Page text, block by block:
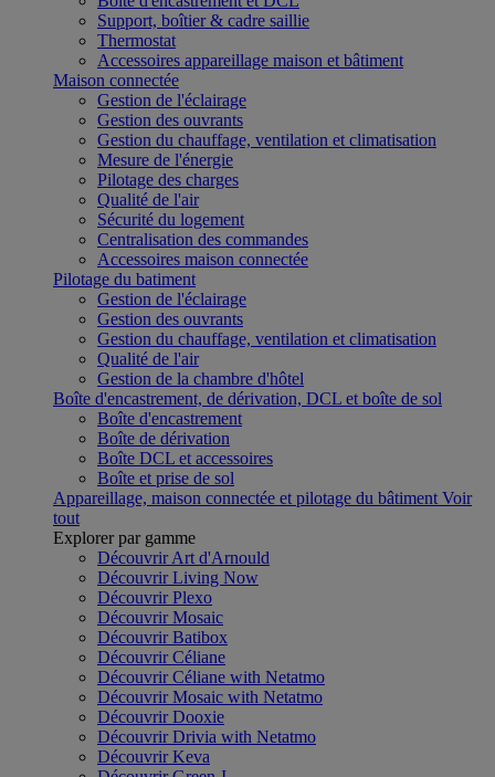
Support, boîtier & cadre saillie
Thermostat
Accessoires appareillage maison et bâtiment
Maison connectée
Gestion de l'éclairage
Gestion des ouvrants
Gestion du chauffage, ventilation et climatisation
Mesure de l'énergie
Pilotage des charges
Qualité de l'air
Sécurité du logement
Centralisation des commandes
Accessoires maison connectée
Pilotage du batiment
Gestion de l'éclairage
Gestion des ouvrants
Gestion du chauffage, ventilation et climatisation
Qualité de l'air
Gestion de la chambre d'hôtel
Boîte d'encastrement, de dérivation, DCL et boîte de sol
Boîte d'encastrement
Boîte de dérivation
Boîte DCL et accessoires
Boîte et prise de sol
Appareillage, maison connectée et pilotage du bâtiment Voir
tout
Explorer par gamme
Découvrir Art d'Arnould
Découvrir Living Now
Découvrir Plexo
Découvrir Mosaic
Découvrir Batibox
Découvrir Céliane
Découvrir Céliane with Netatmo
Découvrir Mosaic with Netatmo
Découvrir Dooxie
Découvrir Drivia with Netatmo
Découvrir Keva